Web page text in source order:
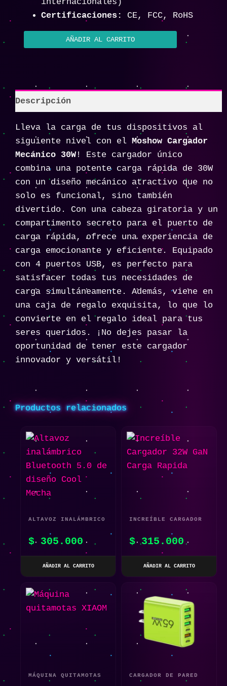
internacionales)
Certificaciones:
CE, FCC, RoHS
AÑADIR AL CARRITO
Descripción
Lleva la carga de tus dispositivos al
siguiente nivel con el Moshow Cargador
Mecánico 30W! Este cargador único
combina una potente carga rápida de 30W
con un diseño mecánico atractivo que no
solo es funcional, sino también
divertido. Con una cabeza giratoria y un
compartimento secreto para el puerto de
carga rápida, ofrece una experiencia de
carga emocionante y eficiente. Equipado
con 4 puertos USB, es perfecto para
satisfacer todas tus necesidades de
carga simultáneamente. Además, viene en
una caja de regalo exquisita, lo que lo
convierte en el regalo ideal para tus
seres queridos. ¡No dejes pasar la
oportunidad de tener este cargador
innovador y versátil!
Productos relacionados
ALTAVOZ INALÁMBRICO
BLUETOOTH 5.0 DE
DISEÑO COOL MECHA
$305.000
AÑADIR AL CARRITO
INCREÍBLE CARGADOR
32W GAN CARGA
RAPIDA
$315.000
AÑADIR AL CARRITO
MÁQUINA QUITAMOTAS CARGADOR DE PARED